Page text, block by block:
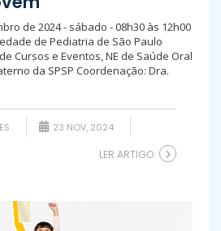
de 2024 - sábado - 08h30 às 12h00
de Pediatria de São Paulo
Cursos e Eventos, NE de Saúde Oral
da SPSP Coordenação: Dra.
23 NOV, 2024
LER ARTIGO